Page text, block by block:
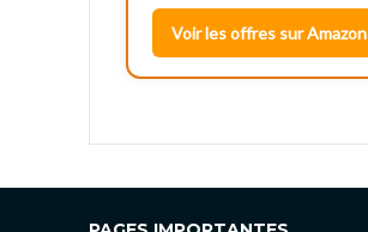
Voir les offres sur Amazon